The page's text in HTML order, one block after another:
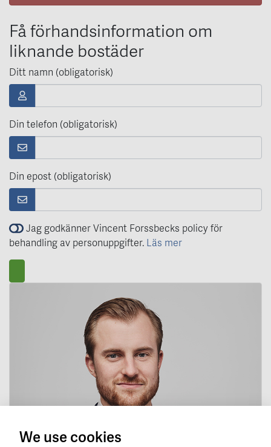
Få förhandsinformation om
liknande bostäder
Ditt namn (obligatorisk)
Din telefon (obligatorisk)
Din epost (obligatorisk)
Jag godkänner Vincent Forssbecks policy för
behandling av personuppgifter. Läs mer
We use cookies